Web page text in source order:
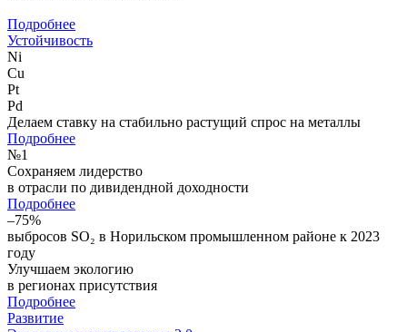
Подробнее
Устойчивость
Ni
Cu
Pt
Pd
Делаем ставку на стабильно растущий спрос на металлы
Подробнее
№1
Сохраняем лидерство
в отрасли по дивидендной доходности
Подробнее
–75%
выбросов SO₂ в Норильском промышленном районе к 2023
году
Улучшаем экологию
в регионах присутствия
Подробнее
Развитие